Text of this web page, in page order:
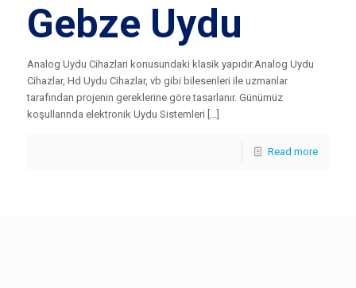
Gebze Uydu
Analog Uydu Cihazlari konusundaki klasik yapıdır.Analog Uydu
Cihazlar, Hd Uydu Cihazlar, vb gibi bilesenleri ile uzmanlar
tarafından projenin gereklerine göre tasarlanır. Günümüz
koşullarında elektronik Uydu Sistemleri […]
Read more